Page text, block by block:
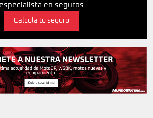
especialista en seguros
Calcula tu seguro